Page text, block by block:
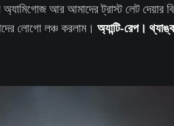
আর আমাদের ট্রাস্ট লেট দেয়ার
লোগো লঞ্চ করলাম। অ্যান্টি-রেপ।